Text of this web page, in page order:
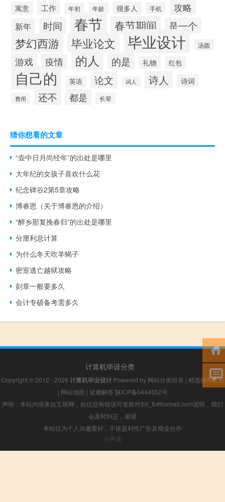
寓意 工作 年初 年龄 很多人 手机 攻略
新年 时间 春节 春节期间 是一个
梦幻西游 毕业论文 毕业设计 汤圆
游戏 疫情 的人 的是 礼物 红包
自己的 英语 论文 词人 诗人 诗词
费用 还不 都是 长辈
猜你想看的文章
“壶中日月尚经年”的出处是哪里
大年纪的女孩子喜欢什么花
纪念碑谷2第5章攻略
博睿恩（关于博睿恩的介绍）
“醉乡那复挽春归”的出处是哪里
分厘利息计算
为什么冬天吃羊蝎子
密室逃亡越狱攻略
刻章一般要多久
会计专硕备考需多久
计算机毕设分类
Copyright © 2012 - 2026 计算机毕业设计Powered by 网站分类目录 | 精选推荐文章
| 网站地图 | 疑难解答 陕ICP备0444552号
声明：本站内容来自互联网，如信息有错误可发邮件到f_fb#foxmail.com说明，我们
会及时纠正，谢谢
本站仅为个人兴趣爱好，不接盈利性广告及商业合作
小男孩